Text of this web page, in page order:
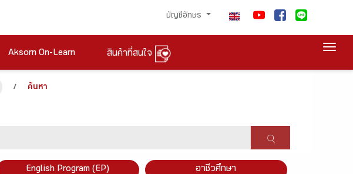
บัญชีอักษร
Aksorn On-Learn สินค้าที่สนใจ
/ ค้นหา
English Program (EP) อาชีวศึกษา